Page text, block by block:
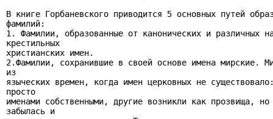
В книге Горбаневского приводится 5 основных путей
фамилий:
1. Фамилии, образованные от канонических и различных
крестильных
христианских имен.
2.Фамилии, сохранившие в своей основе имена мирские.
из
языческих времен, когда имен церковных не
просто
именами собственными, другие возникли как прозвища,
забылась и